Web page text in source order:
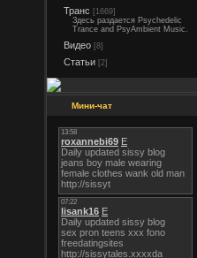
Транс [1669]
Здесь раздается Psychedelic
Trance and PsyAmbient Music.
Видео [8]
Статьи [2]
Мини-чат